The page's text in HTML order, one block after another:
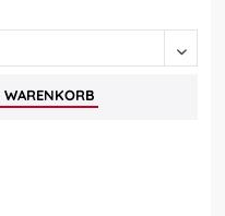
WARENKORB